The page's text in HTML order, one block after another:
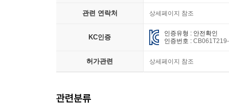
관련 연락처 상세페이지 참조
KC인증
인증유형 : 안전확인
인증번호 :
허가관련 상세페이지 참조
관련분류